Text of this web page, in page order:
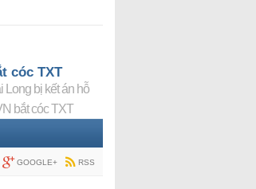
cóc TXT
Long bị kết án hỗ
bắt cóc TXT
GOOGLE+ RSS